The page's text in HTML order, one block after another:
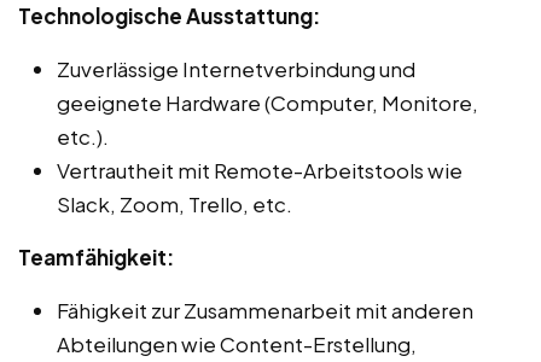
Technologische Ausstattung:
Zuverlässige Internetverbindung und
geeignete Hardware (Computer, Monitore,
etc.).
Vertrautheit mit Remote-Arbeitstools wie
Slack, Zoom, Trello, etc.
Teamfähigkeit:
Fähigkeit zur Zusammenarbeit mit anderen
Abteilungen wie Content-Erstellung,